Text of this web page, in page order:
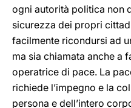
ogni autorità politica non
sicurezza dei propri
facilmente ricondursi ad
ma sia chiamata anche a
operatrice di pace. La
richiede l’impegno e la
persona e dell’intero